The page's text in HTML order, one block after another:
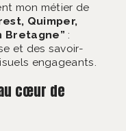
mon métier de
Quimper,
Bretagne” :
et des savoir-
engageants.
cœur de